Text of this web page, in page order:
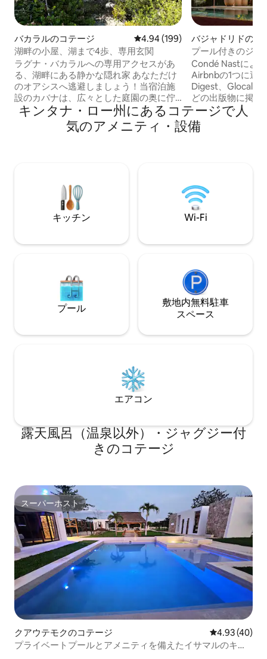
バカラルのコテージ レビュー199件、5つ星中4.94つ
4.94 (199)
湖畔の小屋、湖まで4歩、専用玄関
ラグナ・バカラルへの専用アクセスがあ
る、湖畔にある静かな隠れ家 あなただけ
のオアシスへ逃避しましょう！当宿泊施
設のカバナは、広々とした庭園の奥に佇
む、完全に人目につかない究極の隠れ家
です。約150メートルにわたる湖畔にはヴ
ィラが3棟しかなく、湖全体を独り占めし
しています。エアコン。素晴らしいイン
ターネット環境。 LGBTの旅行者の皆様、
いつでも大歓迎です！！
バジャドリドのコ
プール付きのジャ
泊先＆プライベー
ス
Condé Nastによ
Airbnbの1つに選
Digest、Glocal
どの出版物に掲載さ
タ・ハビンは、植
リーから10分のユ
ある、受賞歴のあ
ぎに最適な宿泊先
キンタナ・ロー州にあるコテージで人
気のアメニティ・設備
キッチン Wi-Fi
プール
敷地内無料駐⁠車
ス⁠ペ⁠ー⁠ス
エアコン
露天風呂（温泉以外）・ジャグジー付
きのコテージ
スーパーホスト
スーパーホスト
クアウテモクのコテージ レビュー40
4.93 (40)
プライベートプールとアメニティを備えたイサマルのキン